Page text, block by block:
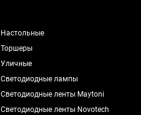
Настольные
Торшеры
Уличные
Светодиодные лампы
Светодиодные ленты Maytoni
Светодиодные ленты Novotech